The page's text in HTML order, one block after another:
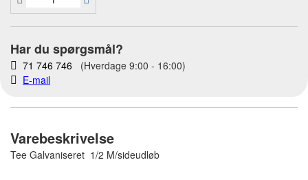
Har du spørgsmål?
71 746 746 (Hverdage 9:00 - 16:00)
E-mail
Varebeskrivelse
Tee Galvaniseret 1/2 M/sideudløb